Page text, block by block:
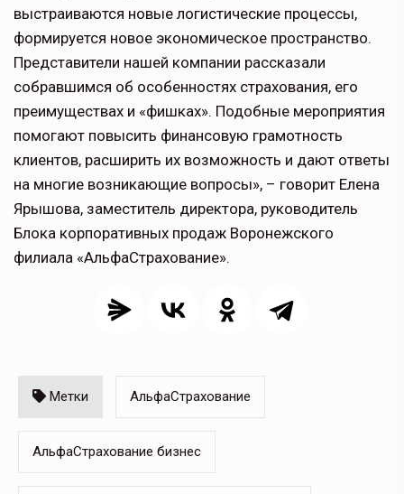
выстраиваются новые логистические процессы,
формируется новое экономическое пространство.
Представители нашей компании рассказали
собравшимся об особенностях страхования, его
преимуществах и «фишках». Подобные мероприятия
помогают повысить финансовую грамотность
клиентов, расширить их возможность и дают ответы
на многие возникающие вопросы», – говорит Елена
Ярышова, заместитель директора, руководитель
Блока корпоративных продаж Воронежского
филиала «АльфаСтрахование».
Метки АльфаСтрахование
АльфаСтрахование бизнес